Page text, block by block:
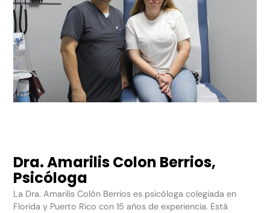
Dra. Amarilis Colon Berrios,
Psicóloga
La Dra. Amarilis Colón Berrios es psicóloga colegiada en
Florida y Puerto Rico con 15 años de experiencia. Está